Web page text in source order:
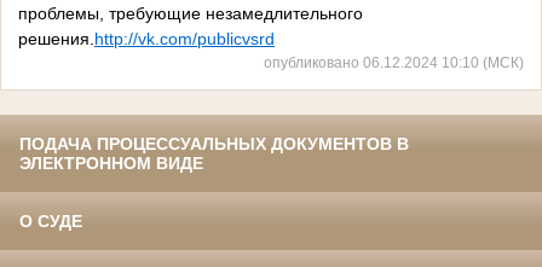
проблемы, требующие незамедлительного
решения. http://vk.com/publicvsrd
опубликовано 06.12.2024 10:10 (МСК)
ПОДАЧА ПРОЦЕССУАЛЬНЫХ ДОКУМЕНТОВ В
ЭЛЕКТРОННОМ ВИДЕ
О СУДЕ